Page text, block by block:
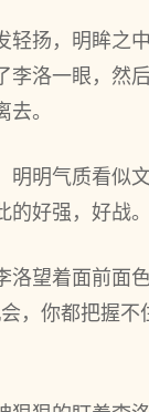
轻扬，明眸之
李洛一眼，然
。
明明气质看似
的好强，好战。
洛望着面前面
，你都把握不